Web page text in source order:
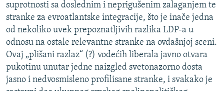
suprotnosti sa doslednim i neprigušenim zalaganjem te
stranke za evroatlantske integracije, što je inače jedna
od nekoliko uvek prepoznatljivih razlika LDP-a u
odnosu na ostale relevantne stranke na ovdašnjoj sceni.
Ovaj „plišani razlaz“ (?) vodećih liberala javno otvara
pukotinu unutar jedne naizgled svetonazorno dosta
jasno i nedvosmisleno profilisane stranke, i svakako je